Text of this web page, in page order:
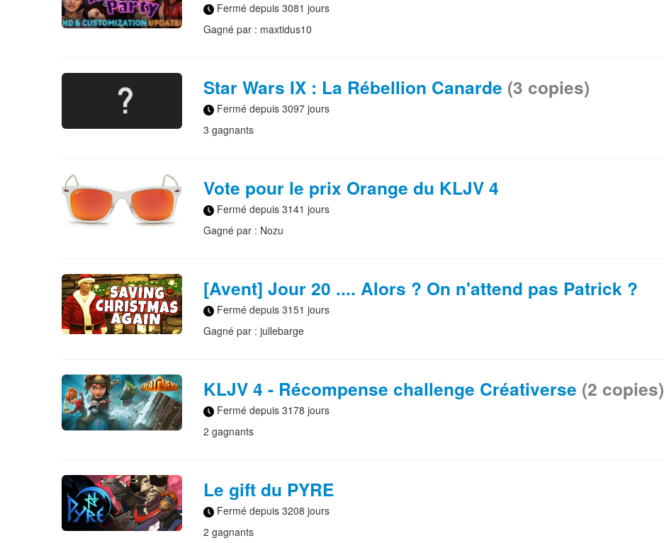
Fermé depuis 3081 jours
Gagné par : maxtidus10
Star Wars IX : La Rébellion Canarde (3 copies)
Fermé depuis 3097 jours
3 gagnants
Vote pour le prix Orange du KLJV 4
Fermé depuis 3141 jours
Gagné par : Nozu
[Avent] Jour 20 .... Alors ? On n'attend pas Patrick ?
Fermé depuis 3151 jours
Gagné par : jullebarge
KLJV 4 - Récompense challenge Créativerse (2 copies)
Fermé depuis 3178 jours
2 gagnants
Le gift du PYRE
Fermé depuis 3208 jours
2 gagnants